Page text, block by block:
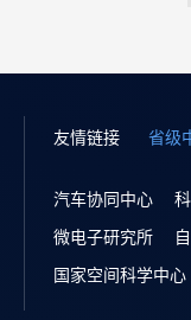
友情链接 省级
汽车协同中心
微电子研究所
国家空间科学中心